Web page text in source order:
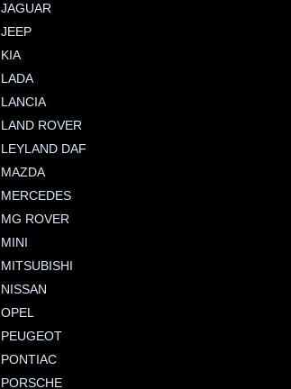
JAGUAR
JEEP
KIA
LADA
LANCIA
LAND ROVER
LEYLAND DAF
MAZDA
MERCEDES
MG ROVER
MINI
MITSUBISHI
NISSAN
OPEL
PEUGEOT
PONTIAC
PORSCHE